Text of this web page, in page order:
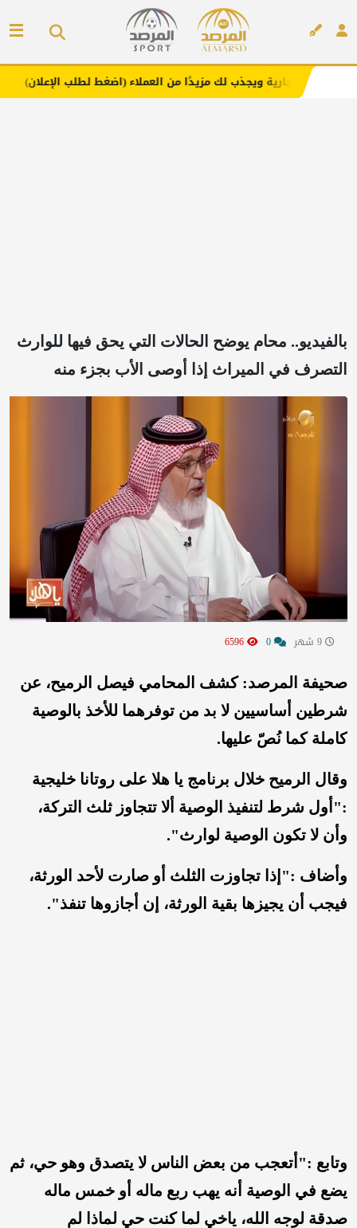
مفارش ويجذب لك مزيدًا من العملاء (اضغط لطلب الإعلان)
بالفيديو.. محام يوضح الحالات التي يحق فيها للوارث
التصرف في الميراث إذا أوصى الأب بجزء منه
صحيفة المرصد: كشف المحامي فيصل الرميح، عن
شرطين أساسيين لا بد من توفرهما للأخذ بالوصية
كاملة كما نُصّ عليها.
وقال الرميح خلال برنامج يا هلا على روتانا خليجية
:"أول شرط لتنفيذ الوصية ألا تتجاوز ثلث التركة،
وأن لا تكون الوصية لوارث".
وأضاف :"إذا تجاوزت الثلث أو صارت لأحد الورثة،
فيجب أن يجيزها بقية الورثة، إن أجازوها تنفذ".
وتابع :"أتعجب من بعض الناس لا يتصدق وهو حي، ثم
يضع في الوصية أنه يهب ربع ماله أو خمس ماله
صدقة لوجه الله، ياخي لما كنت حي لماذا لم